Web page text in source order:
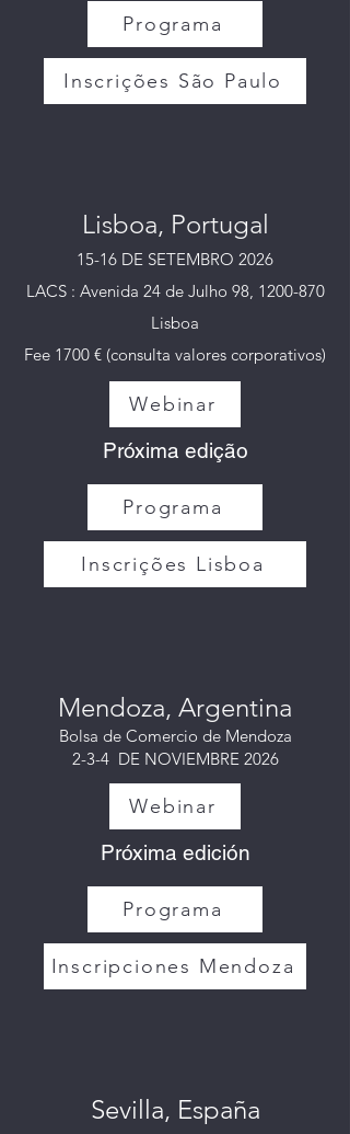
Programa
Inscrições São Paulo
Lisboa, Portugal
15-16 DE SETEMBRO 2026
LACS : Avenida 24 de Julho 98, 1200-870
Lisboa
Fee 1700 € (consulta valores corporativos)
Webinar
Próxima edição
Programa
Inscrições Lisboa
Mendoza, Argentina
Bolsa de Comercio de Mendoza
2-3-4 DE NOVIEMBRE 2026
Webinar
Próxima edición
Programa
Inscripciones Mendoza
Sevilla, España